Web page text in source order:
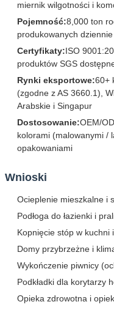
miernik wilgotności i
Pojemność:8,000 ton
produkowanych dziennie
Certyfikaty:ISO
produktów SGS
Rynki eksportowe:60+
(zgodne z AS 3660.1),
Arabskie i Singapur
Dostosowanie:OEM/
kolorami (malowanymi /
opakowaniami
Wnioski
Ocieplenie mieszkalne i
Podłoga do łazienki i
Kopnięcie stóp w kuchni
Domy przybrzeżne i
Wykończenie piwnicy
Podkładki dla korytarzy
Opieka zdrowotna i